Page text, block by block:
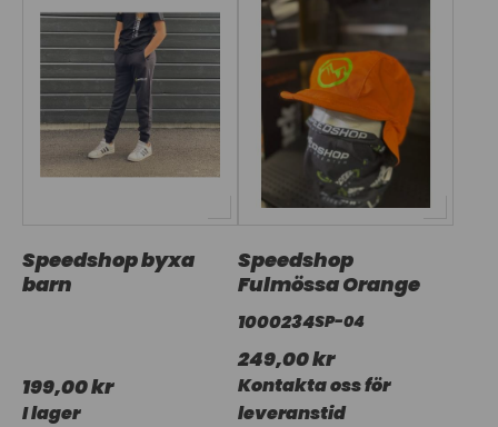
Speedshop byxa
barn
199,00 kr
I lager
Speedshop
Fulmössa Orange
1000234SP-04
249,00 kr
Kontakta oss för
leveranstid